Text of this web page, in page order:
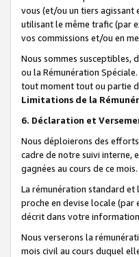
vous (et/ou un tiers agissant
utilisant le même trafic (par
vos commissions et/ou en
Nous sommes susceptibles,
ou la Rémunération
tout moment tout ou partie
Limitations de la
6. Déclaration et
Nous déploierons des
cadre de notre suivi interne,
gagnées au cours de ce mois.
La rémunération standard et
proche en devise locale (par
décrit dans votre
Nous verserons la
mois civil au cours duquel